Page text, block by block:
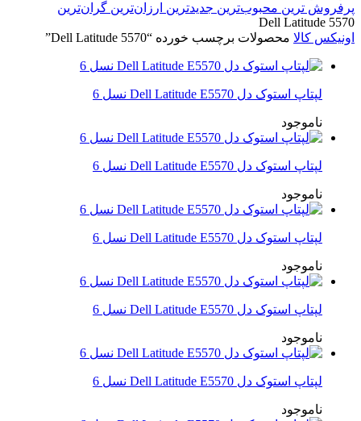
پرفروش ترین محبوب‌ترین جدیدترین ارزان‌ترین گران‌ترین
Dell Latitude 5570
اونیکس کالا محصولات برچسب خورده “Dell Latitude 5570”
لپتاپ استوک دل Dell Latitude E5570 نسل 6
ناموجود
لپتاپ استوک دل Dell Latitude E5570 نسل 6
ناموجود
لپتاپ استوک دل Dell Latitude E5570 نسل 6
ناموجود
لپتاپ استوک دل Dell Latitude E5570 نسل 6
ناموجود
لپتاپ استوک دل Dell Latitude E5570 نسل 6
ناموجود